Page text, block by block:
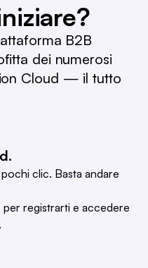
B2B
dei numerosi
Cloud — il tutto
clic. Basta andare
per registrarti e accedere